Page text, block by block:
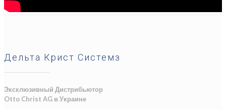
Дельта Крист Системз
Эксклюзивный Дистрибьютор
Otto Christ AG в Украине